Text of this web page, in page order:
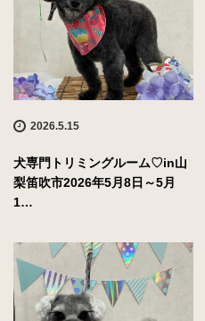
2026.5.15
犬専門トリミングルーム♡in山
梨笛吹市2026年5月8日～5月
1…